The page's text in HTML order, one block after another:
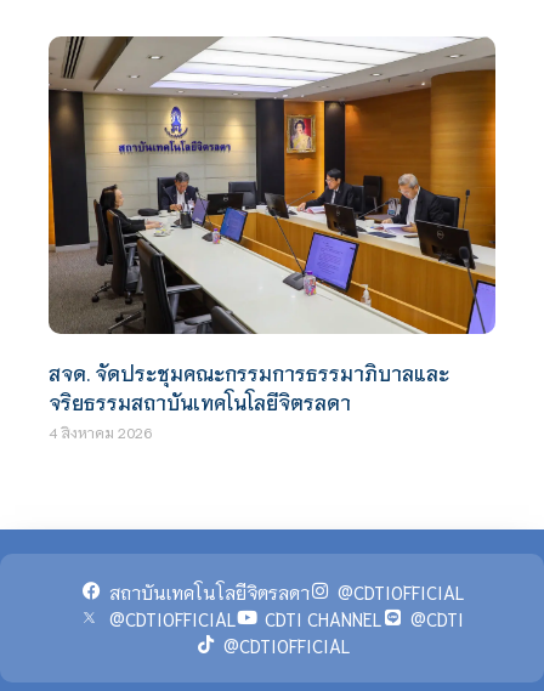
สจด. จัดประชุมคณะกรรมการธรรมาภิบาลและ
จริยธรรมสถาบันเทคโนโลยีจิตรลดา
4 สิงหาคม 2026
สถาบันเทคโนโลยีจิตรลดา
@CDTIOFFICIAL
@CDTIOFFICIAL
CDTI CHANNEL
@CDTI
@CDTIOFFICIAL